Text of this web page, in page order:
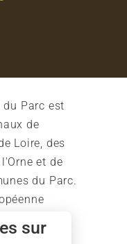
Parc est
de
Loire, des
et de
du Parc.
du Parc.
sur